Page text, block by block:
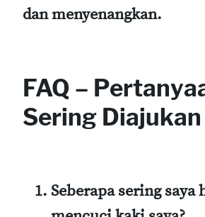
dan menyenangkan.
FAQ –
Sering Diajukan
Seberapa sering saya